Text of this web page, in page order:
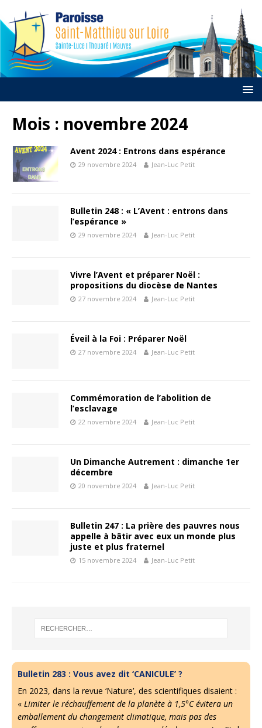
Mois : novembre 2024
Avent 2024 : Entrons dans espérance
29 novembre 2024 Jean-Luc Petit
Bulletin 248 : « L’Avent : entrons dans
l’espérance »
29 novembre 2024 Jean-Luc Petit
Vivre l’Avent et préparer Noël :
propositions du diocèse de Nantes
27 novembre 2024 Jean-Luc Petit
Éveil à la Foi : Préparer Noël
27 novembre 2024 Jean-Luc Petit
Commémoration de l’abolition de
l’esclavage
22 novembre 2024 Jean-Luc Petit
Un Dimanche Autrement : dimanche 1er
décembre
20 novembre 2024 Jean-Luc Petit
Bulletin 247 : La prière des pauvres nous
appelle à bâtir avec eux un monde plus
juste et plus fraternel
15 novembre 2024 Jean-Luc Petit
Bulletin 283 : Vous avez dit ‘CANICULE’ ?
En 2023, dans la revue ‘Nature’, des scientifiques disaient :
« Limiter le réchauffement de la planète à 1,5°C évitera un
emballement du changement climatique, mais pas des